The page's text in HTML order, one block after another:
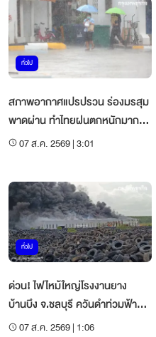
ทั่วไป
สภาพอากาศแปรปรวน ร่องมรสุม
พาดผ่าน ทำไทยฝนตกหนักมาก
70% รวม กทม.
07 ส.ค. 2569 | 3:01
ทั่วไป
ด่วน! ไฟไหม้ใหญ่โรงงานยาง
บ้านบึง จ.ชลบุรี ควันดำท่วมฟ้า
เร่งดับเพลิง
07 ส.ค. 2569 | 1:06